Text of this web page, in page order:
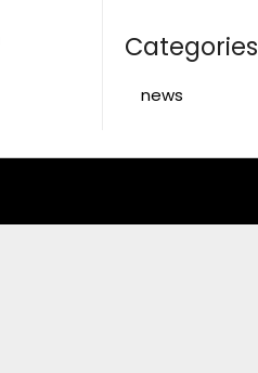
Categories
news